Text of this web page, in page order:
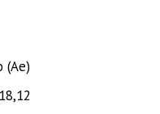
(Ae)